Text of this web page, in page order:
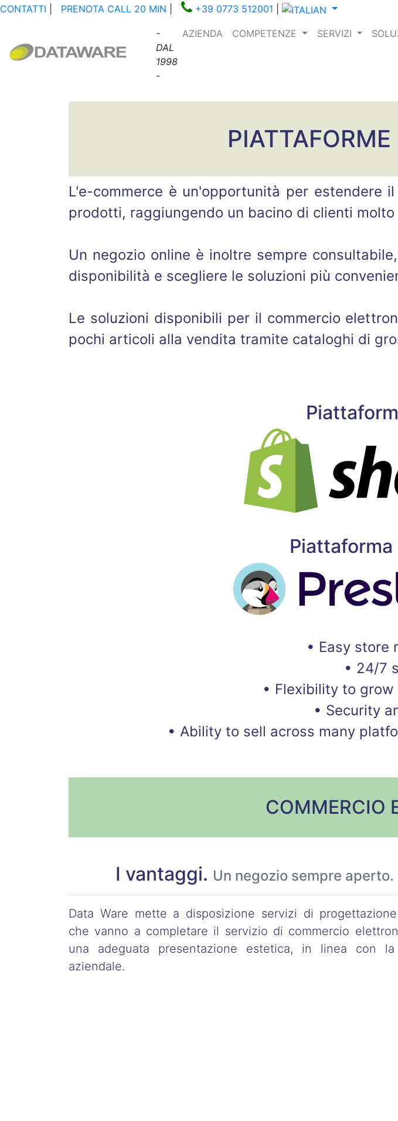
CONTATTI PRENOTA CALL 20 MIN +39 0773 512001
-
DAL
1998
-
AZIENDA COMPETENZE SERVIZI
L'e-commerce è un'opportunità per estendere
prodotti, raggiungendo un bacino di clienti
Un negozio online è inoltre sempre
disponibilità e scegliere le soluzioni più
Le soluzioni disponibili per il commercio
pochi articoli alla vendita tramite cataloghi di
• Easy store
• 24/7
• Flexibility to
• Security
• Ability to sell across many
COMMERCIO
I vantaggi. Un negozio sempre aperto.
Data Ware mette a disposizione servizi di
che vanno a completare il servizio di commercio
una adeguata presentazione estetica, in linea con la
aziendale.